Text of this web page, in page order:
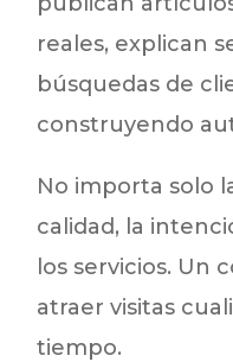
reales, explican
búsquedas de
construyendo
No importa solo
calidad, la
los servicios. Un
atraer visitas
tiempo.